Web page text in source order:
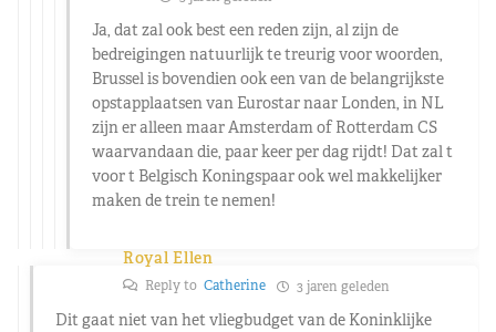
Ja, dat zal ook best een reden zijn, al zijn de
bedreigingen natuurlijk te treurig voor woorden,
Brussel is bovendien ook een van de belangrijkste
opstapplaatsen van Eurostar naar Londen, in NL
zijn er alleen maar Amsterdam of Rotterdam CS
waarvandaan die, paar keer per dag rijdt! Dat zal t
voor t Belgisch Koningspaar ook wel makkelijker
maken de trein te nemen!
Royal Ellen
Reply to Catherine 3 jaren geleden
Dit gaat niet van het vliegbudget van de Koninklijke